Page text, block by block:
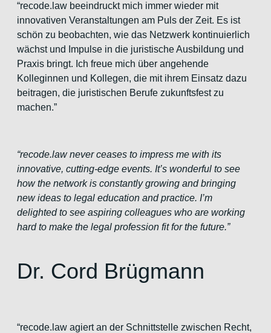
“recode.law beeindruckt mich immer wieder mit
innovativen Veranstaltungen am Puls der Zeit. Es ist
schön zu beobachten, wie das Netzwerk kontinuierlich
wächst und Impulse in die juristische Ausbildung und
Praxis bringt. Ich freue mich über angehende
Kolleginnen und Kollegen, die mit ihrem Einsatz dazu
beitragen, die juristischen Berufe zukunftsfest zu
machen.”
“recode.law never ceases to impress me with its
innovative, cutting-edge events. It’s wonderful to see
how the network is constantly growing and bringing
new ideas to legal education and practice. I’m
delighted to see aspiring colleagues who are working
hard to make the legal profession fit for the future.”
Dr. Cord Brügmann
“recode.law agiert an der Schnittstelle zwischen Recht,